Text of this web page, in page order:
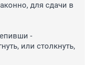
для сдачи в
-
или столкнуть,